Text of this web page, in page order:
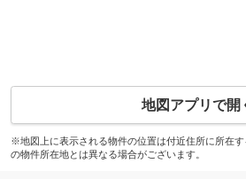
地図アプリで開
※地図上に表示される物件の位置は付近住所に所在
の物件所在地とは異なる場合がございます。